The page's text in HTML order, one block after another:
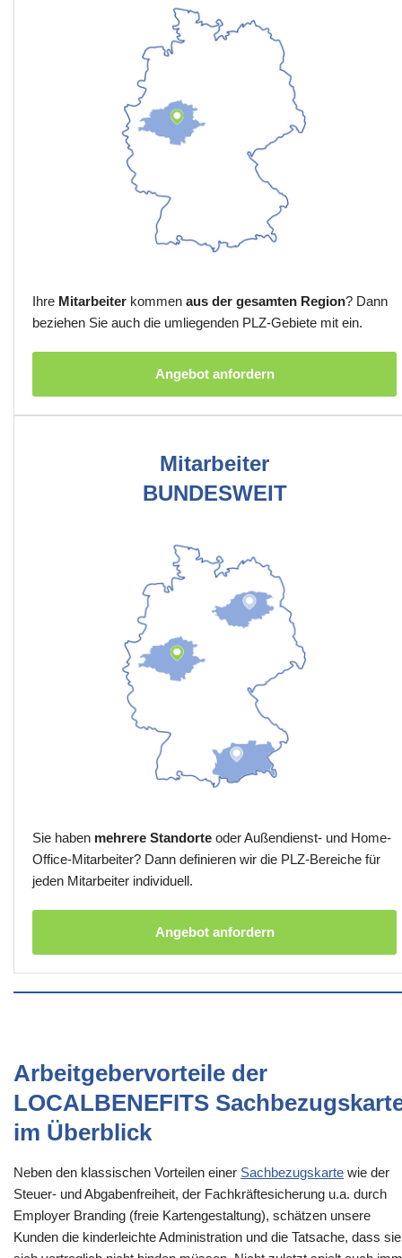
Ihre Mitarbeiter kommen aus der gesamten Region? Dann
beziehen Sie auch die umliegenden PLZ-Gebiete mit ein.
Angebot anfordern
Mitarbeiter
BUNDESWEIT
Sie haben mehrere Standorte oder Außendienst- und Home-
Office-Mitarbeiter? Dann definieren wir die PLZ-Bereiche für
jeden Mitarbeiter individuell.
Angebot anfordern
Arbeitgebervorteile der
LOCALBENEFITS
im Überblick
Neben den klassischen Vorteilen einer Sachbezugskarte wie der
Steuer- und Abgabenfreiheit, der Fachkräftesicherung u.a. durch
Employer Branding (freie Kartengestaltung), schätzen unsere
Kunden die kinderleichte Administration und die Tatsache, dass sie